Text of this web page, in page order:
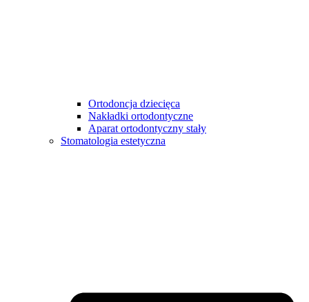
Ortodoncja dziecięca
Nakładki ortodontyczne
Aparat ortodontyczny stały
Stomatologia estetyczna